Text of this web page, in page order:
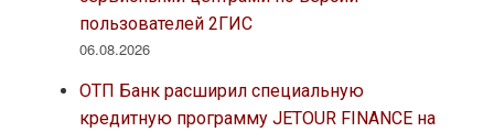
пользователей 2ГИС
06.08.2026
ОТП Банк расширил специальную
кредитную программу JETOUR FINANCE на